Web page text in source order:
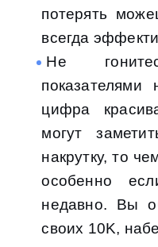
потерять
всегда
Не
цифра
могут
накрутку, то
особенно
недавно. Вы
своих 10K,